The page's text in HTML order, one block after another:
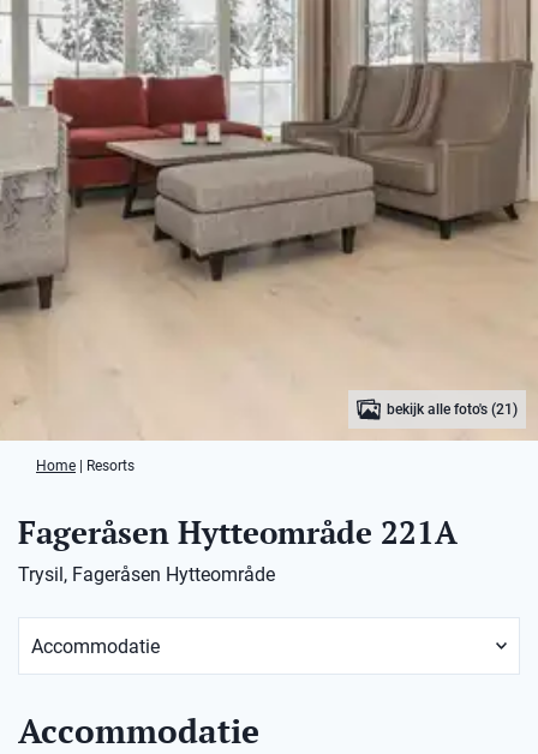
bekijk alle foto's (21)
Home Resorts
Fageråsen Hytteområde 221A
Trysil, Fageråsen Hytteområde
Accommodatie